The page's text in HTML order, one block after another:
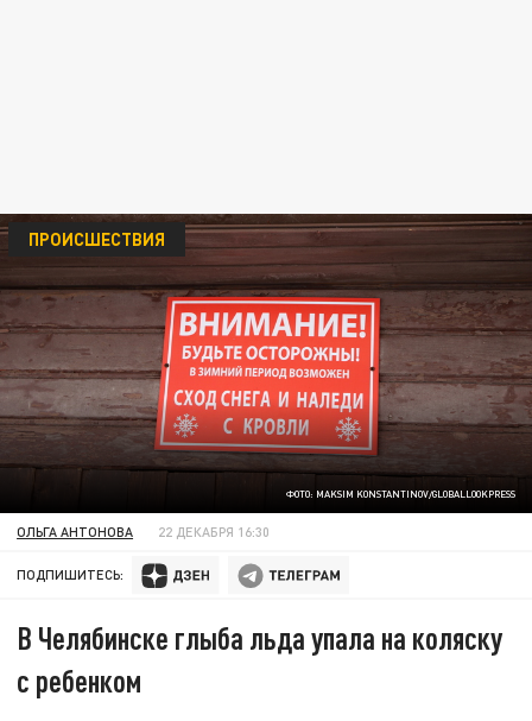
ФОТО: MAKSIM KONSTANTINOV/GLOBALLOOKPRESS
ПРОИСШЕСТВИЯ
ОЛЬГА АНТОНОВА 22 ДЕКАБРЯ 16:30
ПОДПИШИТЕСЬ:
В Челябинске глыба льда упала на коляску
с ребенком